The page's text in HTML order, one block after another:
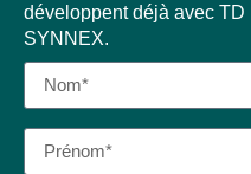
développent déjà avec TD
SYNNEX.